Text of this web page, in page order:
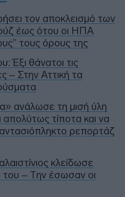
τον αποκλεισμό των
έως ότου οι ΗΠΑ
τους όρους της
Έξι θάνατοι τις
– Στην Αττική τα
ανάλωσε τη μισή ύλη
απολύτως τίποτα και να
ρεπορτάζ
κλείδωσε
του – Την έσωσαν οι